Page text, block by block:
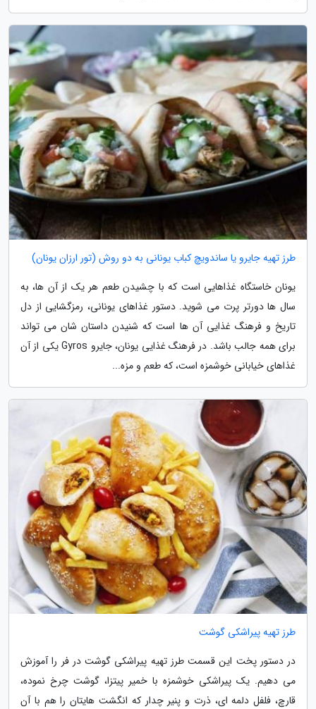
طرز تهیه جایرو یا ساندویچ کباب یونانی به دو روش (تور ارزان یونان)
یونان خاستگاه غذاهایی است که با چشیدن طعم هر یک از آن ها، به
سال ها دورتر پرت می شوید. دستور غذاهای یونانی، رمزگشایی از دل
تاریخ و فرهنگ غذایی آن ها است که شنیدن داستان شان می تواند
برای همه جالب باشد. در فرهنگ غذایی یونان، جایرو Gyros یکی از آن
غذاهای خیابانی خوشمزه است، که طعم و مزه...
طرز تهیه پیراشکی گوشت
در دستور پخت این قسمت طرز تهیه پیراشکی گوشت در فر را آموزش
می دهیم. یک پیراشکی خوشمزه با خمیر پیتزا، گوشت چرخ نموده،
قارچ، فلفل دلمه ای، ذرت و پنیر چدار که انگشت هایتان را هم با آن